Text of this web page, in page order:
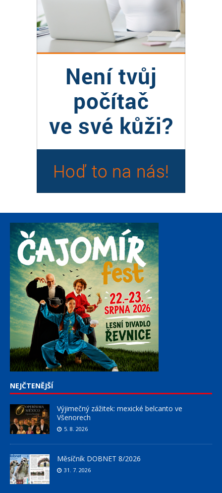
NEJČTENĚJŠÍ
Výjimečný zážitek: mexické belcanto ve
Všenorech
5. 8. 2026
Měsíčník DOBNET 8/2026
31. 7. 2026